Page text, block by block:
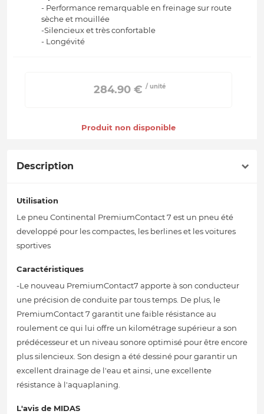
- Performance remarquable en freinage sur route
sèche et mouillée
-Silencieux et très confortable
- Longévité
284.90 € / unité
Produit non disponible
Description
Utilisation
Le pneu Continental PremiumContact 7 est un pneu été
developpé pour les compactes, les berlines et les voitures
sportives
Caractéristiques
-Le nouveau PremiumContact7 apporte à son conducteur
une précision de conduite par tous temps. De plus, le
PremiumContact 7 garantit une faible résistance au
roulement ce qui lui offre un kilométrage supérieur a son
prédécesseur et un niveau sonore optimisé pour être encore
plus silencieux. Son design a été dessiné pour garantir un
excellent drainage de l'eau et ainsi, une excellente
résistance à l'aquaplaning.
L'avis de MIDAS